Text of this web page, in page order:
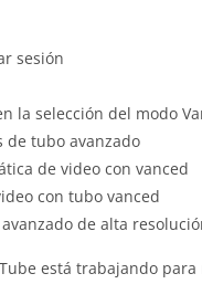
sesión
la selección del modo
de tubo avanzado
de video con vanced
con tubo vanced
de alta
está trabajando